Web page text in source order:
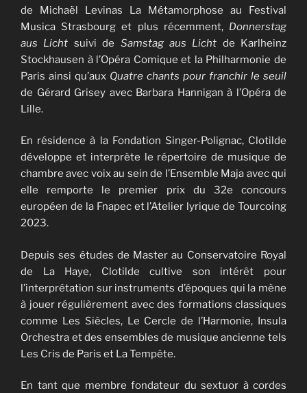
de Michaël Levinas La Métamorphose au Festival
Musica Strasbourg et plus récemment, Donnerstag
aus Licht suivi de Samstag aus Licht de Karlheinz
Stockhausen à l’Opéra Comique et la Philharmonie de
Paris ainsi qu’aux Quatre chants pour franchir le seuil
de Gérard Grisey avec Barbara Hannigan à l’Opéra de
Lille.
En résidence à la Fondation Singer-Polignac, Clotilde
développe et interprète le répertoire de musique de
chambre avec voix au sein de l’Ensemble Maja avec qui
elle remporte le premier prix du 32e concours
européen de la Fnapec et l’Atelier lyrique de Tourcoing
2023.
Depuis ses études de Master au Conservatoire Royal
de La Haye, Clotilde cultive son intérêt pour
l’interprétation sur instruments d’époques qui la mène
à jouer régulièrement avec des formations classiques
comme Les Siècles, Le Cercle de l’Harmonie, Insula
Orchestra et des ensembles de musique ancienne tels
Les Cris de Paris et La Tempête.
En tant que membre fondateur du sextuor à cordes